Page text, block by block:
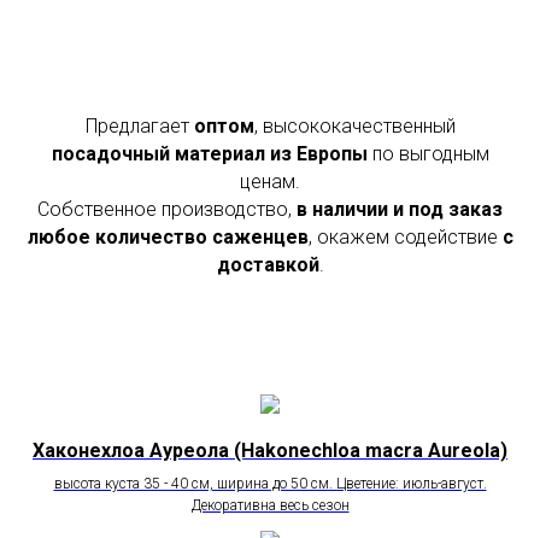
Предлагает оптом, высококачественный
посадочный материал из Европы по выгодным
ценам.
Собственное производство, в наличии и под заказ
любое количество саженцев, окажем содействие с
доставкой.
Хаконехлоа Ауреола (Hakonechloa macra Aureola)
высота куста 35 - 40 см, ширина до 50 см. Цветение: июль-август.
Декоративна весь сезон